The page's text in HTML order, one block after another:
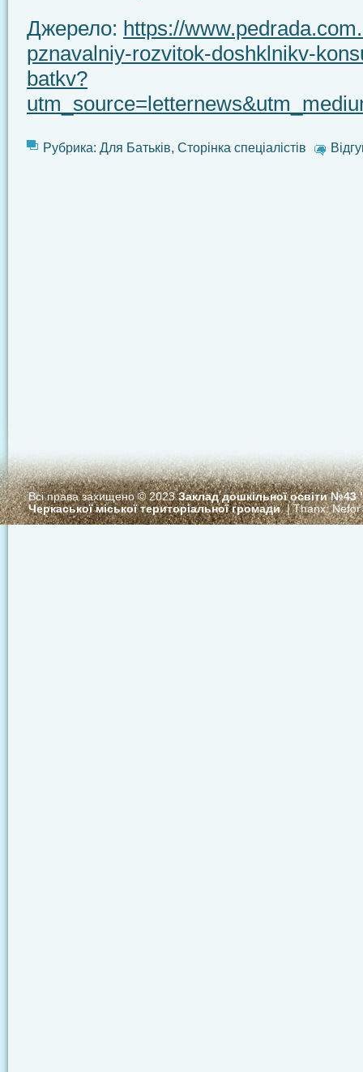
Джерело: https://
pznavalniy-rozvitok-doshklnikv-
batkv?
Рубрика: Для Батьків, Сторінка спеціалістів
Всі права захищено © 2023Заклад дошкільної освіти
Черкаської міської територіальної громади. | Thanx:Nefor